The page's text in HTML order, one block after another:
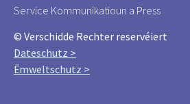
Service Kommunikatioun a Press
© Verschidde Rechter reservéiert
Dateschutz >
Ëmweltschutz >